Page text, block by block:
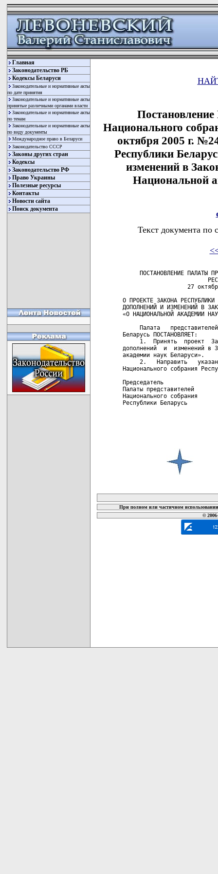
Главная
Законодательство РБ
Кодексы Беларуси
Законодательные и нормативные акты
по дате принятия
Законодательные и нормативные акты
принятые различными органами власти
Законодательные и нормативные акты
по темам
Законодательные и нормативные акты
по виду документы
Международное право в Беларуси
Законодательство СССР
Законы других стран
Кодексы
Законодательство РФ
Право Украины
Полезные ресурсы
Контакты
Новости сайта
Поиск документа
Национального
октября 2005 г.
Республики
изменений в
Национальной
Текст документа по
ПОСТАНОВЛЕНИЕ ПАЛАТЫ
27
О ПРОЕКТЕ ЗАКОНА РЕСПУБЛИКИ
ДОПОЛНЕНИЙ И ИЗМЕНЕНИЙ В
«О НАЦИОНАЛЬНОЙ АКАДЕМИИ
Палата
Беларусь ПОСТАНОВЛЯЕТ:
1.  Принять  проект
дополнений  и  изменений в
академии наук Беларуси».
2.   Направить
Национального собрания
Палаты
Республики Беларусь
При полном или частичном
©